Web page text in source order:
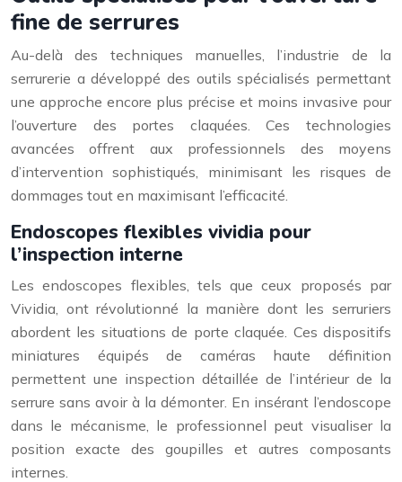
fine de serrures
Au-delà des techniques manuelles, l’industrie de la
serrurerie a développé des outils spécialisés permettant
une approche encore plus précise et moins invasive pour
l’ouverture des portes claquées. Ces technologies
avancées offrent aux professionnels des moyens
d’intervention sophistiqués, minimisant les risques de
dommages tout en maximisant l’efficacité.
Endoscopes flexibles vividia pour
l’inspection interne
Les endoscopes flexibles, tels que ceux proposés par
Vividia, ont révolutionné la manière dont les serruriers
abordent les situations de porte claquée. Ces dispositifs
miniatures équipés de caméras haute définition
permettent une inspection détaillée de l’intérieur de la
serrure sans avoir à la démonter. En insérant l’endoscope
dans le mécanisme, le professionnel peut visualiser la
position exacte des goupilles et autres composants
internes.